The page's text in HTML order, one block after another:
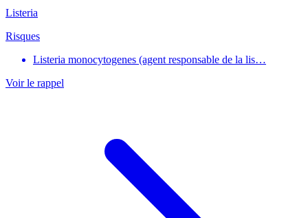
Listeria
Risques
Listeria monocytogenes (agent responsable de la lis…
Voir le rappel